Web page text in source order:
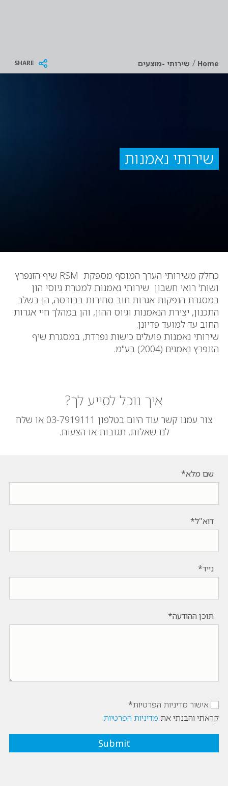
Breadcrumb
Home
/ שירותי -מוצעים SHARE
שירותי נאמנות
כחלק משירותי הערך המוסף מספקת RSM שיף הזנפרץ
ושות' רואי חשבון שירותי נאמנות למטרת גיוסי הון
במסגרת הנפקות אגרות חוב סחירות בבורסה, הן בשלב
התכנון, יצירת הנאמנות וגיוס ההון, והן במהלך חיי אגרות
החוב עד למועד פדיונן.
שירותי נאמנות פועלים כישות נפרדת, במסגרת שיף
הזנפרץ נאמנים (2004) בע"מ.
איך נוכל לסייע לך?
צור עמנו קשר עוד היום בטלפון 03-7919111 או שלח
לנו שאלות, תגובות או הצעות.
שם מלא
דוא"ל
נייד
תוכן ההודעה
אישור מדיניות הפרטיות
קראתי והבנתי את מדיניות הפרטיות